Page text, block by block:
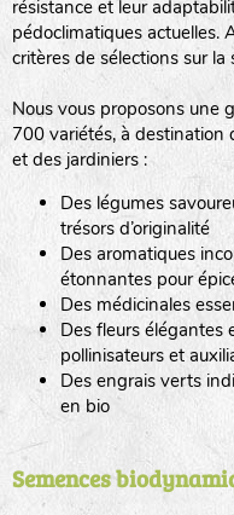
résistance et leur
pédoclimatiques actuelles.
critères de sélections sur la
Nous vous proposons une
700 variétés, à destination
et des jardiniers :
Des légumes
trésors d’originalité
Des aromatiques
étonnantes pour
Des médicinales
Des fleurs élégantes
pollinisateurs et
Des engrais verts
en bio
Semences
tas de compost
fleurs
animaux
animaux